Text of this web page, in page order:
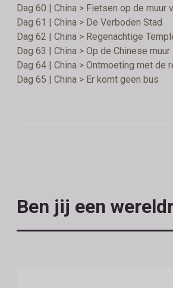
Dag 60 | China > Fietsen op de muur
Dag 61 | China > De Verboden Stad
Dag 62 | China > Regenachtige
Dag 63 | China > Op de Chinese muur
Dag 64 | China > Ontmoeting met de
Dag 65 | China > Er komt geen bus
Ben jij een